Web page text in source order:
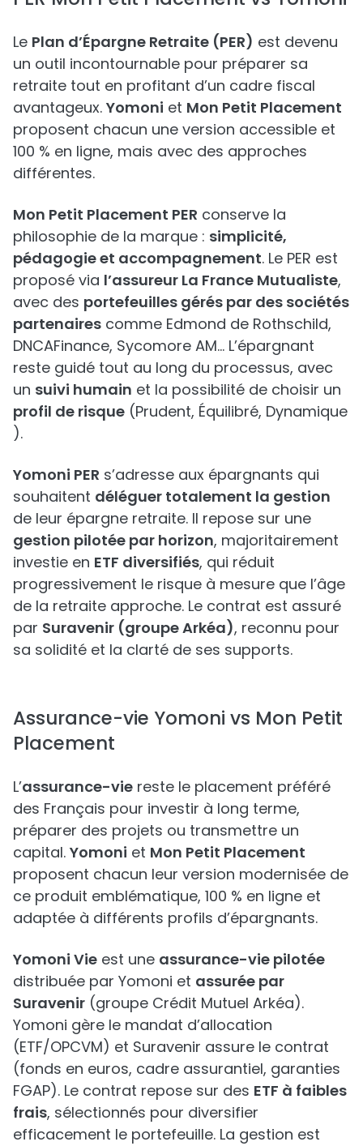
Le Plan d’Épargne Retraite (PER) est devenu
un outil incontournable pour préparer sa
retraite tout en profitant d’un cadre fiscal
avantageux. Yomoni et Mon Petit Placement
proposent chacun une version accessible et
100 % en ligne, mais avec des approches
différentes.
Mon Petit Placement PER conserve la
philosophie de la marque : simplicité,
pédagogie et accompagnement. Le PER est
proposé via l’assureur La France Mutualiste,
avec des portefeuilles gérés par des sociétés
partenaires comme Edmond de Rothschild,
DNCAFinance, Sycomore AM... L’épargnant
reste guidé tout au long du processus, avec
un suivi humain et la possibilité de choisir un
profil de risque (Prudent, Équilibré, Dynamique
).
Yomoni PER s’adresse aux épargnants qui
souhaitent déléguer totalement la gestion
de leur épargne retraite. Il repose sur une
gestion pilotée par horizon, majoritairement
investie en ETF diversifiés, qui réduit
progressivement le risque à mesure que l’âge
de la retraite approche. Le contrat est assuré
par Suravenir (groupe Arkéa), reconnu pour
sa solidité et la clarté de ses supports.
Assurance-vie Yomoni vs Mon Petit
Placement
L’assurance-vie reste le placement préféré
des Français pour investir à long terme,
préparer des projets ou transmettre un
capital. Yomoni et Mon Petit Placement
proposent chacun leur version modernisée de
ce produit emblématique, 100 % en ligne et
adaptée à différents profils d’épargnants.
Yomoni Vie est une assurance-vie pilotée
distribuée par Yomoni et assurée par
Suravenir (groupe Crédit Mutuel Arkéa).
Yomoni gère le mandat d’allocation
(ETF/OPCVM) et Suravenir assure le contrat
(fonds en euros, cadre assurantiel, garanties
FGAP). Le contrat repose sur des ETF à faibles
frais, sélectionnés pour diversifier
efficacement le portefeuille. La gestion est